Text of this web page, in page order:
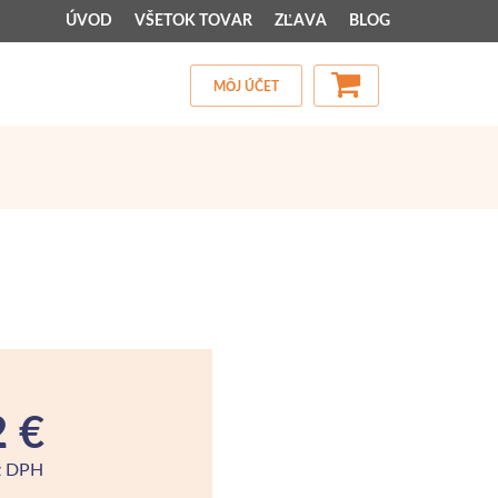
ÚVOD VŠETOK TOVAR ZĽAVA BLOG
MÔJ ÚČET
€
DPH